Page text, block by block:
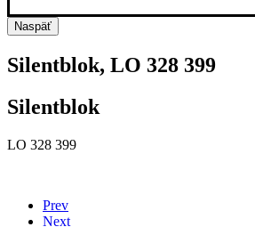
Naspäť
Silentblok, LO 328 399
Silentblok
LO 328 399
Prev
Next